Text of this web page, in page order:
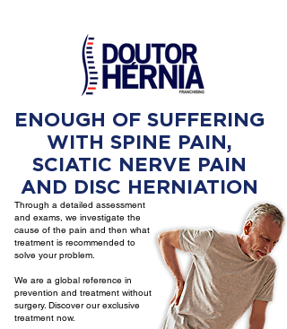
ENOUGH OF SUFFERING
WITH SPINE PAIN,
SCIATIC NERVE PAIN
AND DISC HERNIATION
Through a detailed assessment
and exams, we investigate the
cause of the pain and then what
treatment is recommended to
solve your problem.
We are a global reference in
prevention and treatment without
surgery. Discover our exclusive
treatment now.